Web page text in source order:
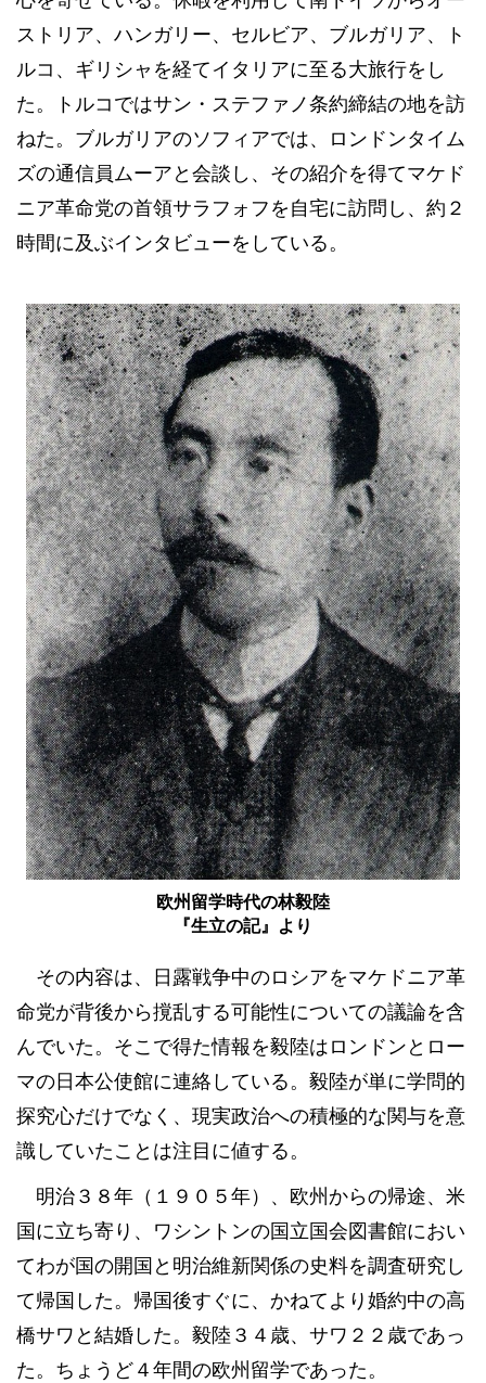
ストリア、ハンガリー、セルビア、ブルガリア、ト
ルコ、ギリシャを経てイタリアに至る大旅行をし
た。トルコではサン・ステファノ条約締結の地を訪
ねた。ブルガリアのソフィアでは、ロンドンタイム
ズの通信員ムーアと会談し、その紹介を得てマケド
ニア革命党の首領サラフォフを自宅に訪問し、約２
時間に及ぶインタビューをしている。
欧州留学時代の林毅陸
『生立の記』より
その内容は、日露戦争中のロシアをマケドニア革
命党が背後から撹乱する可能性についての議論を含
んでいた。そこで得た情報を毅陸はロンドンとロー
マの日本公使館に連絡している。毅陸が単に学問的
探究心だけでなく、現実政治への積極的な関与を意
識していたことは注目に値する。
明治３８年（１９０５年）、欧州からの帰途、米
国に立ち寄り、ワシントンの国立国会図書館におい
てわが国の開国と明治維新関係の史料を調査研究し
て帰国した。帰国後すぐに、かねてより婚約中の高
橋サワと結婚した。毅陸３４歳、サワ２２歳であっ
た。ちょうど４年間の欧州留学であった。